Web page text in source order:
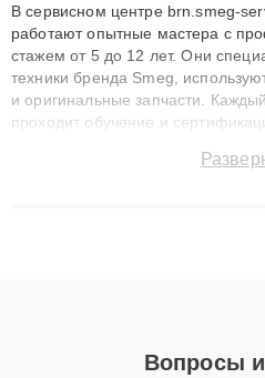
В сервисном центре brn.smeg-
работают опытные мастера с
стажем от 5 до 12 лет. Они
техники бренда Smeg,
и оригинальные запчасти.
проходит обучение и
сохранением гарантии до 3 лет.
Вопросы